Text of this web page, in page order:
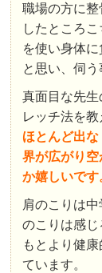
職場の方に
したところ
を使い身体
と思い、伺う
真面目な先
レッチ法を
ほとんど出
界が広がり
か嬉しいです
肩のこりは
のこりは感
もとより健
ています。